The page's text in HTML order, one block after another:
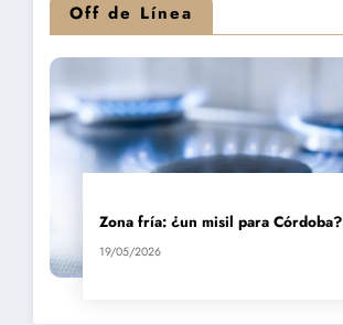
Off de Línea
Zona fría: ¿un misil para Córdoba?
19/05/2026